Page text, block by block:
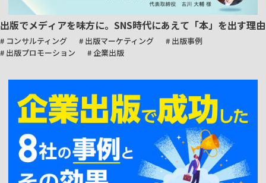
出版でメディアを味方に。SNS時代にあえて「本」を出す理由
# コンサルティング # 出版マーケティング
# 出版事例
# 出版プロモーション
# 企業出版